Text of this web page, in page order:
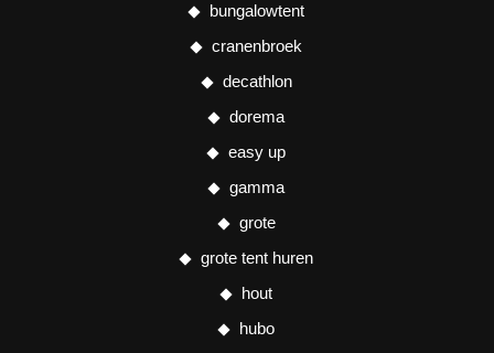
bungalowtent
cranenbroek
decathlon
dorema
easy up
gamma
grote
grote tent huren
hout
hubo